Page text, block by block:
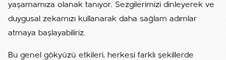
yaşamamıza olanak tanıyor. Sezgilerimizi dinleyerek ve
duygusal zekamızı kullanarak daha sağlam adımlar
atmaya başlayabiliriz.
Bu genel gökyüzü etkileri, herkesi farklı şekillerde